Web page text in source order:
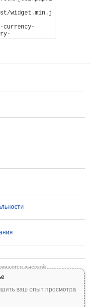
ваш опыт просмотра
высокой
Вы можете потерять
Coinpaprika предоставляется
финансовой или
исследование